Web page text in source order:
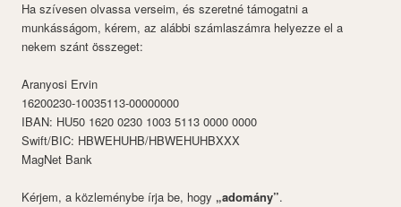
Ha szívesen olvassa verseim, és szeretné támogatni a
munkásságom, kérem, az alábbi számlaszámra helyezze el a
nekem szánt összeget:
Aranyosi Ervin
16200230-10035113-00000000
IBAN: HU50 1620 0230 1003 5113 0000 0000
Swift/BIC: HBWEHUHB/HBWEHUHBXXX
MagNet Bank
Kérjem, a közleménybe írja be, hogy „adomány”.